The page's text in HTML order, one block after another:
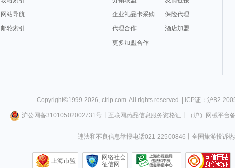
网站导航
邮轮索引
企业礼品卡采购
保险代理
代理合作
酒店加盟
更多加盟合作
Copyright©1999-2026, ctrip.com. All rights reserved. | ICP证：沪B2-
沪公网备31010502002731号丨 互联网药品信息服务资格证 （沪）网械平台
违法和不良信息举报电话021-22500846 全国旅游投诉
上海市监
网络社会
征信网